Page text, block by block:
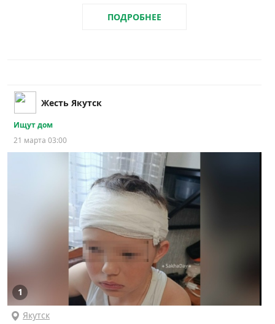
ПОДРОБНЕЕ
Жесть Якутск
Ищут дом
21 марта 03:00
1
Якутск